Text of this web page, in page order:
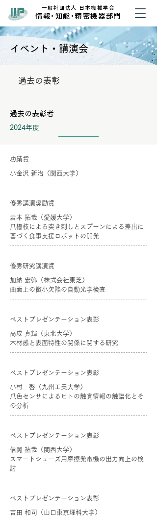
​一般社団法人 日本機械学会
​情報・ 知能・精密機器部門
イベント・講演会
過去の表彰
過去の表彰者
2024年度
功績賞
小金沢 新治（関西大学）
優秀講演奨励賞
岩本 拓哉（愛媛大学）
爪楊枝による突き刺しとスプーンによる差出に
基づく食事支援ロボットの開発
優秀研究講演賞
加納 宏弥（株式会社東芝）
曲面上の微小欠陥の自動光学検査
ベストプレゼンテーション表彰
高成 真輝（東北大学）
木材感と表面特性の関係に関する研究
ベストプレゼンテーション表彰
小村 啓（九州工業大学）
爪色センサによるヒトの触覚情報の触譜化とそ
の分析
ベストプレゼンテーション表彰
信岡 祐哉（関西大学）
スマートシューズ用摩擦発電機の出力向上の検
討
ベストプレゼンテーション表彰
吉田 和司（山口東京理科大学）